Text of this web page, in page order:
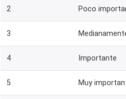
2 Poco
3
4 Importante
5 Muy